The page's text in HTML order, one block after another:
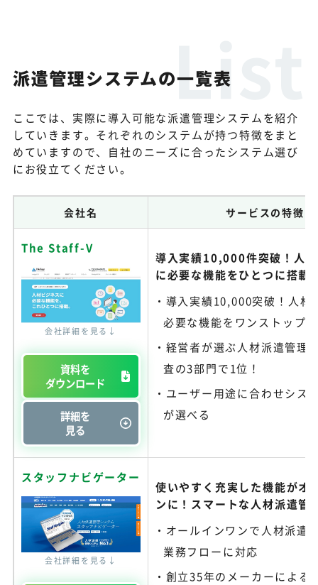
派遣管理システムの一覧表
ここでは、実際に導入可能な派遣管理システムを紹介
していきます。それぞれのシステムが持つ特徴をまと
めていますので、自社のニーズに合ったシステム選び
にお役立てください。
会社名 サービスの特徴
The Staff-V
会社詳細を見る↓
資料を
ダウンロード
詳細を
見る
導入実績10,000件突破！人
に必要な機能をひとつに搭載
導入実績10,000突破！人材
必要な機能をワンストップ
経営者が選ぶ人材派遣管理
査の3部門で1位！
ユーザー用途に合わせシス
が選べる
スタッフナビゲーター
会社詳細を見る↓
使いやすく充実した機能がオ
ンに！スマートな人材派遣管
オールインワンで人材派遣
業務フローに対応
創立35年のメーカーによる